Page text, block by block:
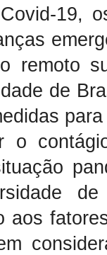
19,
remoto
de
o
aos